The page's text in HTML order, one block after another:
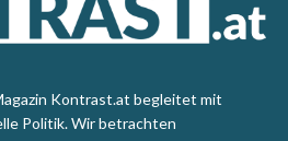
Kontrast.at begleitet mit
Politik. Wir betrachten